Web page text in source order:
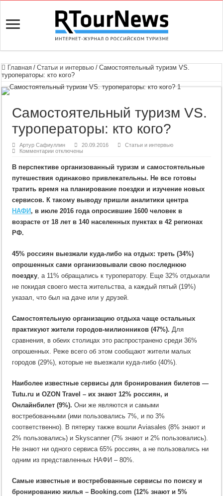
Главная / Статьи и интервью / Самостоятельный туризм VS.
туроператоры: кто кого?
Самостоятельный туризм VS.
туроператоры: кто кого?
Артур Сафиуллин 20.09.2016
Статьи и интервью
Комментариик
туризм
туроператоры:
кого?
отключены
В перспективе организованный туризм и самостоятельные
путешествия одинаково привлекательны. Не все готовы
тратить время на планирование поездки и изучение новых
сервисов. К такому выводу пришли аналитики центра
НАФИ , в июле 2016 года опросившие 1600 человек в
возрасте от 18 лет в 140 населенных пунктах в 42 регионах
РФ.
45% россиян выезжали куда-либо на отдых: треть (34%)
опрошенных сами организовывали свою последнюю
поездку, а 11% обращались к туроператору. Еще 32% отдыхали
не покидая своего места жительства, а каждый пятый (19%)
указал, что был на даче или у друзей.
Самостоятельную организацию отдыха чаще остальных
практикуют жители городов-милионников (47%). Для
сравнения, в обеих столицах это распространено среди 36%
опрошенных. Реже всего об этом сообщают жители малых
городов (29%), которые не выезжали куда-либо (40%).
Наиболее известные сервисы для бронирования билетов —
Tutu.ru и OZON Travel – их знают 12% россиян, и
Онлайнбилет (9%). Они же являются и самыми
востребованными (ими пользовались 7%, и по 3%
соответственно). В пятерку также вошли Aviasales (8% знают и
2% пользовались) и Skyscanner (7% знают и 2% пользовались).
Не знают ни одного сервиса 65% россиян, а не пользовались ни
одним из представленных НАФИ – 80%.
Самые известные и востребованные сервисы по поиску и
бронированию жилья – Booking.com (12% знают и 5%